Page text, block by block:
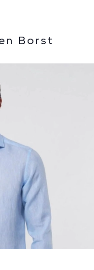
Borst